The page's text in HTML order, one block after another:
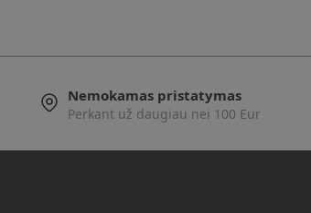
Nemokamas pristatymas
Perkant už daugiau nei 100 Eur